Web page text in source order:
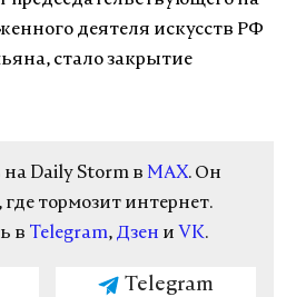
деятеля искусств РФ
стало закрытие
Daily Storm в MAX. Он
где тормозит интернет.
в Telegram, Дзен и VK.
Telegram